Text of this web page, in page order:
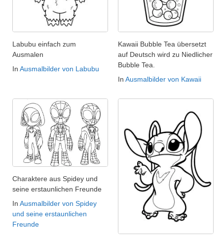
Labubu einfach zum
Ausmalen
In Ausmalbilder von Labubu
Kawaii Bubble Tea übersetzt
auf Deutsch wird zu Niedlicher
Bubble Tea.
In Ausmalbilder von Kawaii
Charaktere aus Spidey und
seine erstaunlichen Freunde
In Ausmalbilder von Spidey
und seine erstaunlichen
Freunde